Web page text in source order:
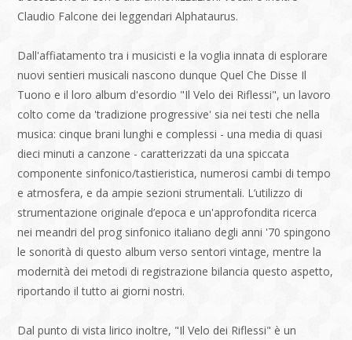
Claudio Falcone dei leggendari Alphataurus.
Dall'affiatamento tra i musicisti e la voglia innata di esplorare
nuovi sentieri musicali nascono dunque Quel Che Disse Il
Tuono e il loro album d'esordio "Il Velo dei Riflessi", un lavoro
colto come da 'tradizione progressive' sia nei testi che nella
musica: cinque brani lunghi e complessi - una media di quasi
dieci minuti a canzone - caratterizzati da una spiccata
componente sinfonico/tastieristica, numerosi cambi di tempo
e atmosfera, e da ampie sezioni strumentali. L’utilizzo di
strumentazione originale d’epoca e un'approfondita ricerca
nei meandri del prog sinfonico italiano degli anni '70 spingono
le sonorità di questo album verso sentori vintage, mentre la
modernità dei metodi di registrazione bilancia questo aspetto,
riportando il tutto ai giorni nostri.
Dal punto di vista lirico inoltre, "Il Velo dei Riflessi" è un